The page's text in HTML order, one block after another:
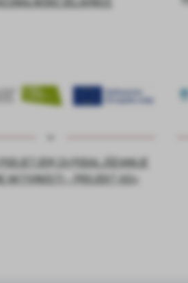
PODJETJEM ZA PODALJŠEVANJE
AKTIVNOSTI – PROJEKT ASI+